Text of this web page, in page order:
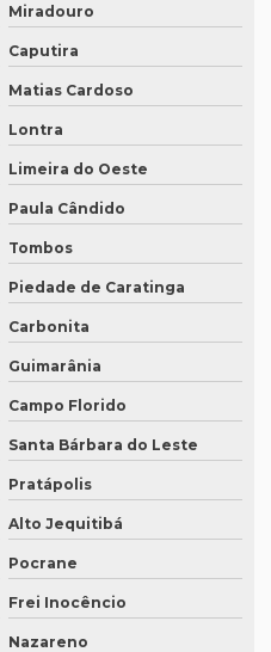
juramentada?
simultâneo
juramentada
alemão
espanhol
ingles
técnico?
Miradouro
Caputira
Matias Cardoso
Lontra
Limeira do Oeste
Paula Cândido
Tombos
Piedade de Caratinga
Carbonita
Guimarânia
Campo Florido
Santa Bárbara do Leste
Pratápolis
Alto Jequitibá
Pocrane
Frei Inocêncio
Nazareno